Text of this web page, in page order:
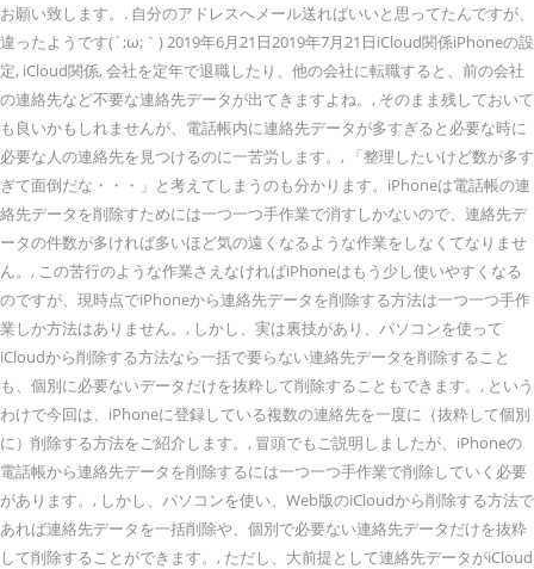
お願い致します。. 自分のアドレスへメール送ればいいと思ってたんですが、
違ったようです(´;ω;｀) 2019年6月21日2019年7月21日iCloud関係iPhoneの設
定, iCloud関係, 会社を定年で退職したり、他の会社に転職すると、前の会社
の連絡先など不要な連絡先データが出てきますよね。, そのまま残しておいて
も良いかもしれませんが、電話帳内に連絡先データが多すぎると必要な時に
必要な人の連絡先を見つけるのに一苦労します。, 「整理したいけど数が多す
ぎて面倒だな・・・」と考えてしまうのも分かります。iPhoneは電話帳の連
絡先データを削除すためには一つ一つ手作業で消すしかないので、連絡先デ
ータの件数が多ければ多いほど気の遠くなるような作業をしなくてなりませ
ん。, この苦行のような作業さえなければiPhoneはもう少し使いやすくなる
のですが、現時点でiPhoneから連絡先データを削除する方法は一つ一つ手作
業しか方法はありません。, しかし、実は裏技があり、パソコンを使って
iCloudから削除する方法なら一括で要らない連絡先データを削除すること
も、個別に必要ないデータだけを抜粋して削除することもできます。, という
わけで今回は、iPhoneに登録している複数の連絡先を一度に（抜粋して個別
に）削除する方法をご紹介します。, 冒頭でもご説明しましたが、iPhoneの
電話帳から連絡先データを削除するには一つ一つ手作業で削除していく必要
があります。, しかし、パソコンを使い、Web版のiCloudから削除する方法で
あれば連絡先データを一括削除や、個別で必要ない連絡先データだけを抜粋
して削除することができます。, ただし、大前提として連絡先データがiCloud